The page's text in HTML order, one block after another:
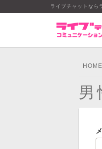
ライブチャットなら
HOME
男